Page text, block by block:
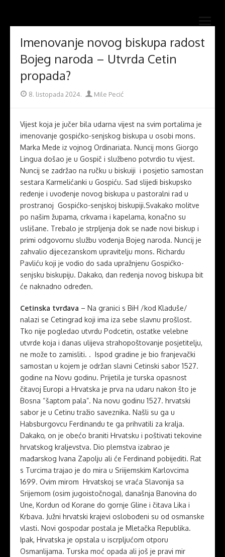
content
open
Imenovanje novog biskupa radost
Bojeg naroda – Utvrda Cetin
propada?
Posted
8. listopada 2024. Author
Mile Pecić
Vijest koja je jučer bila udarna vijest na svim portalima je
imenovanje gospićko-senjskog biskupa u osobi mons.
Marka Mede iz vojnog Ordinariata. Nuncij mons Giorgo
Lingua došao je u Gospič i službeno potvrdio tu vijest.
Nuncij se zadržao na ručku u biskuiji i posjetio samostan
sestara Karmelićanki u Gospiću. Sad slijedi biskupsko
ređenje i uvođenje novog biskupa u pastoralni rad u
prostranoj Gospićko-senjskoj biskupiji.Svakako molitve
po našim župama, crkvama i kapelama, konačno su
uslišane. Trebalo je strpljenja dok se nađe novi biskup i
primi odgovornu službu vođenja Bojeg naroda. Nuncij je
zahvalio dijecezanskom upravitelju mons. Richardu
Pavliću koji je vodio do sada upražnjenu Gospićko-
senjsku biskupiju. Dakako, dan ređenja novog biskupa bit
će naknadno određen.
Cetinska tvrđava – Na granici s BiH /kod Kladuše/
nalazi se Cetingrad koji ima iza sebe slavnu prošlost.
Tko nije pogledao utvrdu Podcetin, ostatke velebne
utvrde koja i danas ulijeva strahopoštovanje posjetitelju,
ne može to zamisliti. . Ispod gradine je bio franjevački
samostan u kojem je održan slavni Cetinski sabor 1527.
godine na Novu godinu. Prijetila je turska opasnost
čitavoj Europi a Hrvatska je prva na udaru nakon što je
Bosna “šaptom pala”. Na novu godinu 1527. hrvatski
sabor je u Cetinu tražio saveznika. Našli su ga u
Habsburgovcu Ferdinandu te ga prihvatili za kralja.
Dakako, on je obećo braniti Hrvatsku i poštivati tekovine
hrvatskog kraljevstva. Dio plemstva izabrao je
mađarskog Ivana Zapolju ali će Ferdinand pobijediti. Rat
s Turcima trajao je do mira u Sriijemskim Karlovcima
1699. Ovim mirom Hrvatskoj se vraća Slavonija sa
Srijemom (osim jugoistočnoga), današnja Banovina do
Une, Kordun od Korane do gornje Gline i čitava Lika i
Krbava. Južni hrvatski krajevi oslobođeni su od osmanske
vlasti. Novi gospodar postala je Mletačka Republika.
Ipak, Hrvatska je opstala u iscrpljućom otporu
Osmanlijama. Turska moć opada ali još je pravi mir